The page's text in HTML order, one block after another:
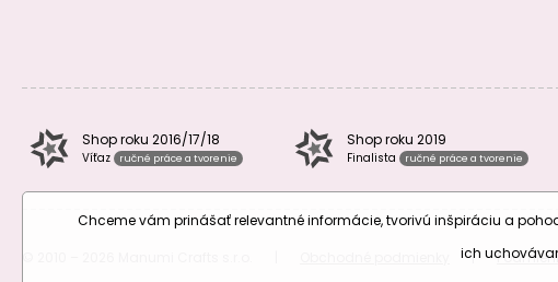
Shop roku 2016/17/18
Víťaz ručné práce a tvorenie
Shop roku 2019
Finalista ručné práce a tvorenie
|
Chceme vám prinášať relevantné informácie, tvorivú inšpiráciu a
ich